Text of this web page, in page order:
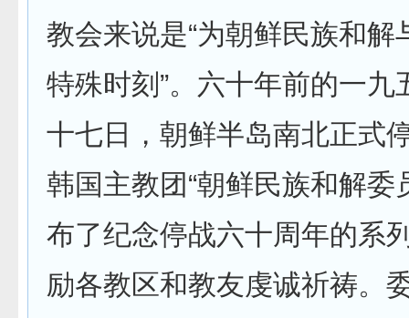
教会来说是“为朝鲜民族和解
特殊时刻”。六十年前的一九
十七日，朝鲜半岛南北正式
韩国主教团“朝鲜民族和解委
布了纪念停战六十周年的系
励各教区和教友虔诚祈祷。